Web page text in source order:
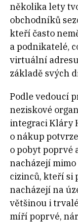
několika lety
obchodníků
kteří často
a podnikatelé,
virtuální
základě svých
Podle vedoucí
neziskové
integraci Kláry
o nákup
o pobyt poprvé
nacházejí mimo
cizinců, kteří si
nacházejí na
většinou i
míří poprvé,